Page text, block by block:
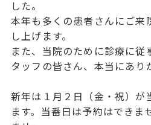
した。
本年も多くの患者さんにご来
し上げます。
また、当院のために診療に従
タッフの皆さん、本当にあり
新年は１月２日（金・祝）が
ます。当番日は予約はできま